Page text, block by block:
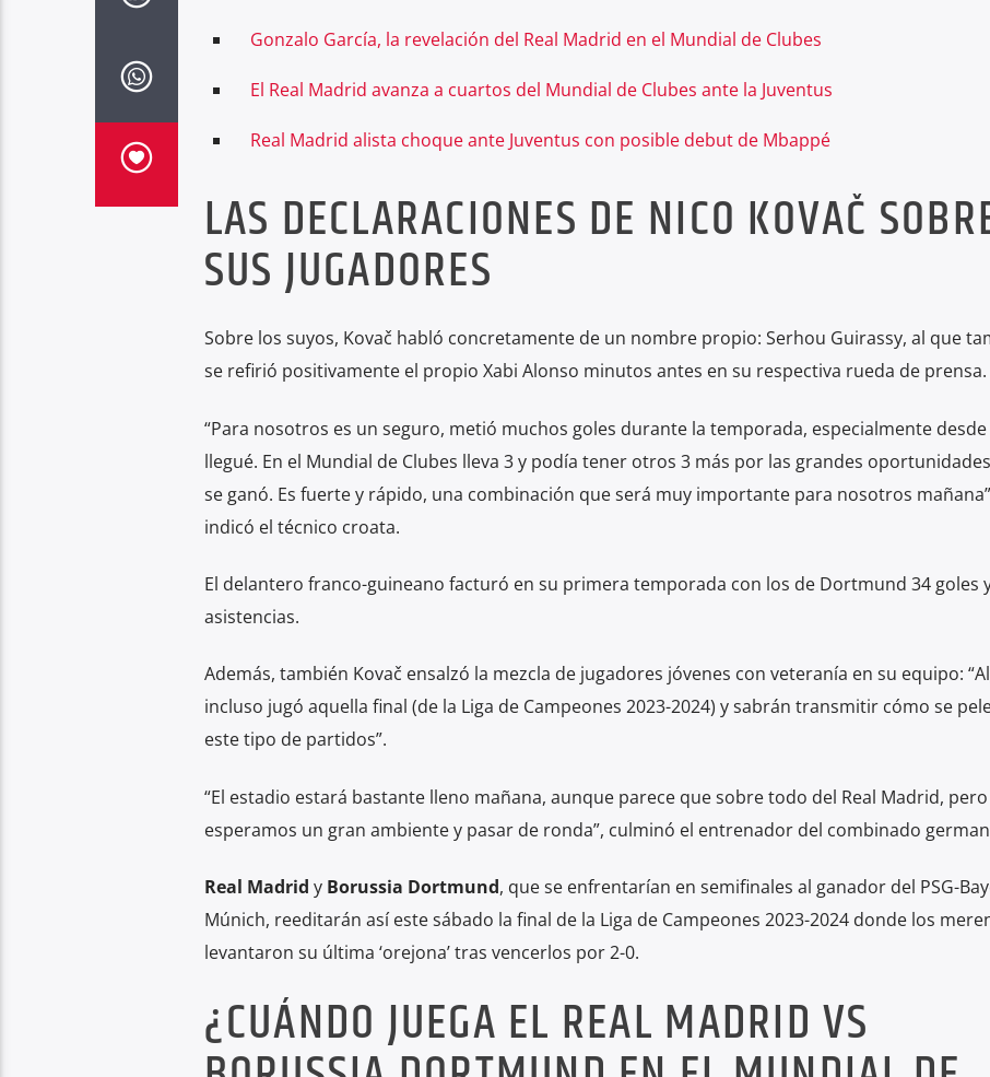
Gonzalo García, la revelación del Real Madrid en el Mundial de Clubes
El Real Madrid avanza a cuartos del Mundial de Clubes ante la Juventus
Real Madrid alista choque ante Juventus con posible debut de Mbappé
LAS DECLARACIONES DE NICO KOVAČ
SUS JUGADORES
Sobre los suyos, Kovač habló concretamente de un nombre propio: Serhou Guirassy, al que
se refirió positivamente el propio Xabi Alonso minutos antes en su respectiva rueda de prensa.
“Para nosotros es un seguro, metió muchos goles durante la temporada, especialmente
llegué. En el Mundial de Clubes lleva 3 y podía tener otros 3 más por las grandes
se ganó. Es fuerte y rápido, una combinación que será muy importante para nosotros
indicó el técnico croata.
El delantero franco-guineano facturó en su primera temporada con los de Dortmund 34 goles
asistencias.
Además, también Kovač ensalzó la mezcla de jugadores jóvenes con veteranía en su equipo:
incluso jugó aquella final (de la Liga de Campeones 2023-2024) y sabrán transmitir cómo se
este tipo de partidos”.
“El estadio estará bastante lleno mañana, aunque parece que sobre todo del Real Madrid, pero
esperamos un gran ambiente y pasar de ronda”, culminó el entrenador del combinado
Real Madrid y Borussia Dortmund, que se enfrentarían en semifinales al ganador del PSG-
Múnich, reeditarán así este sábado la final de la Liga de Campeones 2023-2024 donde los
levantaron su última ‘orejona’ tras vencerlos por 2-0.
¿CUÁNDO JUEGA EL REAL MADRID VS